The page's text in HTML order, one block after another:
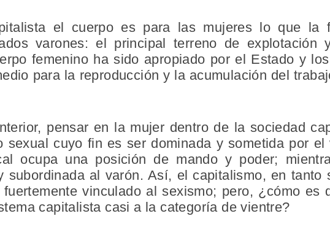
el cuerpo es para las mujeres lo que la
varones: el principal terreno de explotación
femenino ha sido apropiado por el Estado y
para la reproducción y la acumulación del
pensar en la mujer dentro de la sociedad
sexual cuyo fin es ser dominada y sometida por el
ocupa una posición de mando y poder;
subordinada al varón. Así, el capitalismo, en tanto
vinculado al sexismo; pero, ¿cómo es
capitalista casi a la categoría de vientre?